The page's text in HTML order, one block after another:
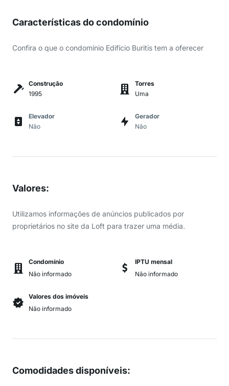
Características do condomínio
Confira o que o condomínio Edifício Buritis tem a oferecer
Construção
1995
Torres
Uma
Elevador
Não
Gerador
Não
Valores:
Utilizamos informações de anúncios publicados por
proprietários no site da Loft para trazer uma média.
Condomínio
Não informado
IPTU mensal
Não informado
Valores dos imóveis
Não informado
Comodidades disponíveis: